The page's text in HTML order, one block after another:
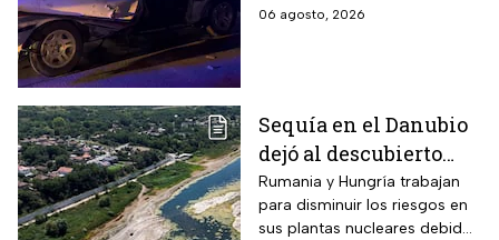
Damasco; autoridades
06 agosto, 2026
Sequía en el Danubio
dejó al descubierto
buques de la Segunda
Guerra Mundial
Rumania y Hungría trabajan
para disminuir los riesgos en
sus plantas nucleares debido